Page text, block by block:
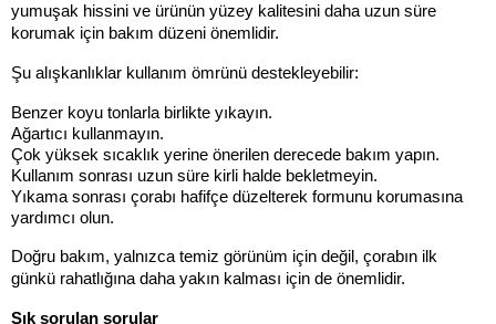
yumuşak hissini ve ürünün yüzey kalitesini daha uzun süre
korumak için bakım düzeni önemlidir.
Şu alışkanlıklar kullanım ömrünü destekleyebilir:
Benzer koyu tonlarla birlikte yıkayın.
Ağartıcı kullanmayın.
Çok yüksek sıcaklık yerine önerilen derecede bakım yapın.
Kullanım sonrası uzun süre kirli halde bekletmeyin.
Yıkama sonrası çorabı hafifçe düzelterek formunu korumasına
yardımcı olun.
Doğru bakım, yalnızca temiz görünüm için değil, çorabın ilk
günkü rahatlığına daha yakın kalması için de önemlidir.
Sık sorulan sorular